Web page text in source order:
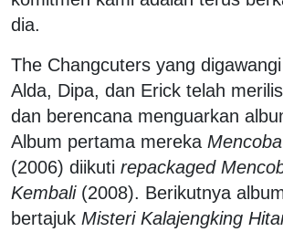
dia.
The Changcuters yang
Alda, Dipa, dan Erick telah
dan berencana menguarkan
Album pertama mereka
(2006) diikuti repackaged
Kembali(2008). Berikutnya
bertajuk Misteri Kalajengking